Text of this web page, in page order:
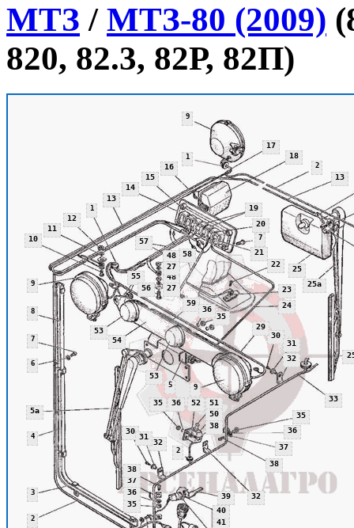
МТЗ / МТЗ-80 (2009)
820, 82.3, 82Р, 82П)
23
41
30
30
20
21
19
15
51
18
53
53
22
5
25
5а
25а
1
1
50
8
3
4
37
37
17
57
29
59
33
2
2
2
58
54
16
14
55
24
13
13
40
39 32
32
32
9
9
9
31
31
38
38
38
7
7
35
35
35
35
48
48
56
12
10
36
36
36
36
27
27
11
52
6